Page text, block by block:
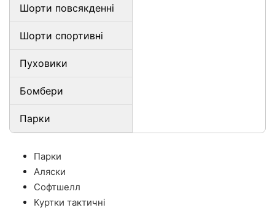
Шорти повсякденні
Шорти спортивні
Пуховики
Бомбери
Парки
Парки
Аляски
Софтшелл
Куртки тактичні